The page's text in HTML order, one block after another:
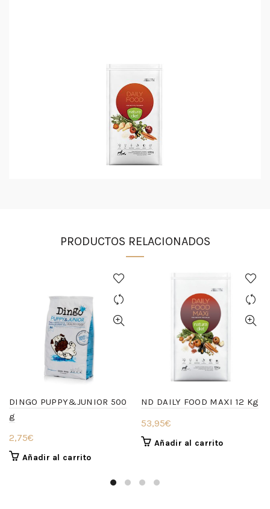
PRODUCTOS RELACIONADOS
DINGO PUPPY&JUNIOR 500
g
2,75€
Añadir al carrito
ND DAILY FOOD MAXI 12 Kg
53,95€
Añadir al carrito